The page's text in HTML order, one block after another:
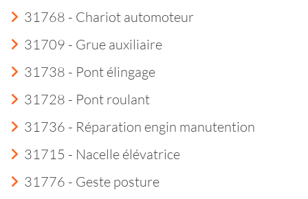
31768 - Chariot automoteur
31709 - Grue auxiliaire
31738 - Pont élingage
31728 - Pont roulant
31736 - Réparation engin manutention
31715 - Nacelle élévatrice
31776 - Geste posture